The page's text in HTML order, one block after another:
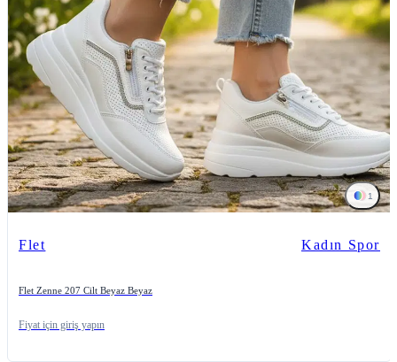
1
Flet Kadın Spor
Flet Zenne 207 Cilt Beyaz Beyaz
Fiyat için giriş yapın